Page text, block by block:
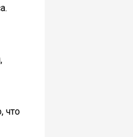
что